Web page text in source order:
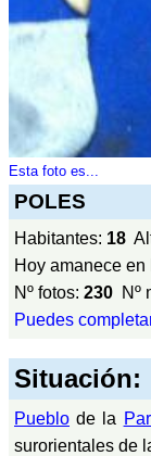
Esta foto es...
POLES
Habitantes: 18
Hoy amanece
Nº fotos: 230 Nº
Puedes
Situación:
Pueblo de la
surorientales de